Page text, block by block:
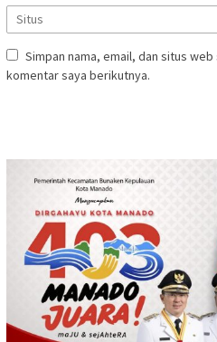
Simpan nama, email, dan situs
komentar saya berikutnya.